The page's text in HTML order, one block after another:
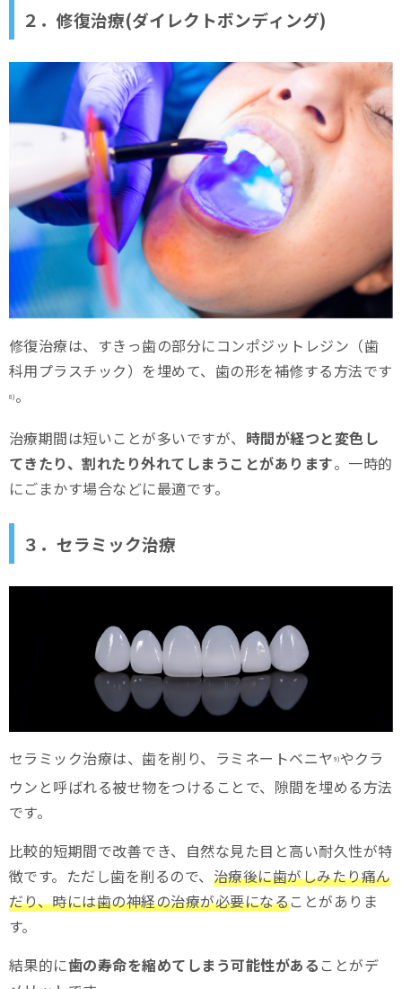
２．修復治療(ダイレクトボンディング)
修復治療は、すきっ歯の部分にコンポジットレジン（歯
科用プラスチック）を埋めて、歯の形を補修する方法です
8) 。
治療期間は短いことが多いですが、 時間が経つと変色し
てきたり、割れたり外れてしまうことがあります。一時的
にごまかす場合などに最適です。
３．セラミック治療
セラミック治療は、歯を削り、ラミネートベニヤ 9)やクラ
ウンと呼ばれる被せ物をつけることで、隙間を埋める方法
です。
比較的短期間で改善でき、自然な見た目と高い耐久性が特
徴です。ただし歯を削るので、 治療後に歯がしみたり痛ん
だり、時には歯の神経の治療が必要になることがありま
す。
結果的に歯の寿命を縮めてしまう可能性がある ことがデ